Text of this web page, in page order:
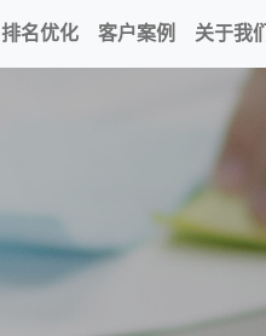
排名优化 客户案例 关于我们